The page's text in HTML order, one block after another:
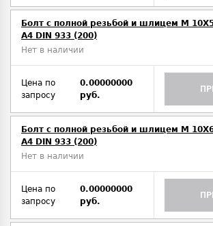
Болт с полной резьбой и шлицем M
A4 DIN 933 (200)
Нет в наличии
Цена по
запросу
0.00000000
руб.
Болт с полной резьбой и шлицем M
A4 DIN 933 (200)
Нет в наличии
Цена по
запросу
0.00000000
руб.